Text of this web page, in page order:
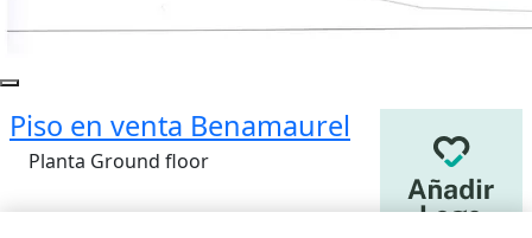
Piso en venta Benamaurel
Planta Ground floor